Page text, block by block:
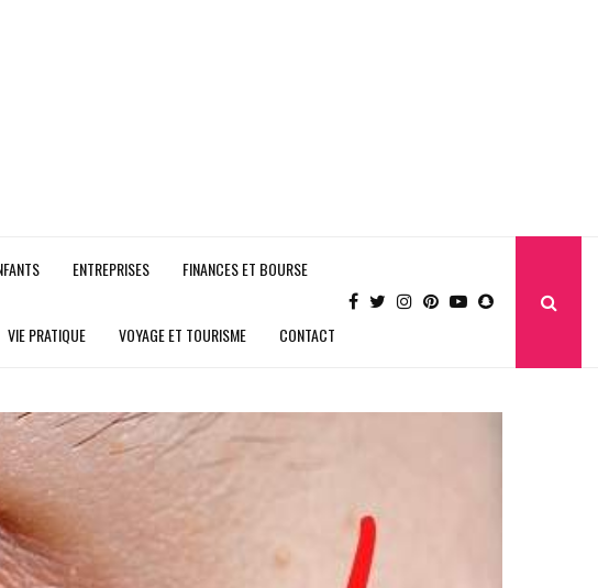
ENTREPRISES FINANCES ET BOURSE
VIE PRATIQUE VOYAGE ET TOURISME CONTACT